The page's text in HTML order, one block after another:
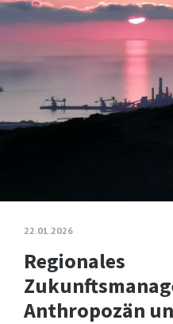
22.01.2026
Regionales
Anthropozän